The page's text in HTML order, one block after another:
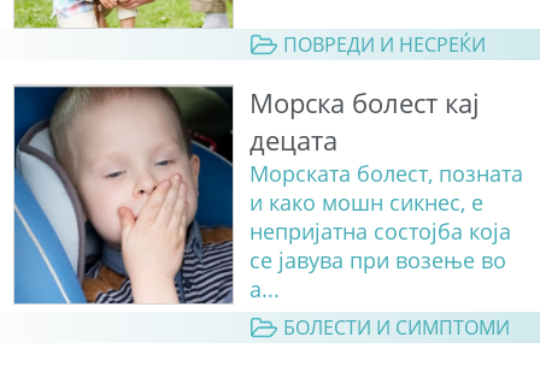
ПОВРЕДИ И НЕСРЕЌИ
Морска болест кај
децата
Морската болест, позната
и како мошн сикнес, е
непријатна состојба која
се јавува при возење во
а...
БОЛЕСТИ И СИМПТОМИ